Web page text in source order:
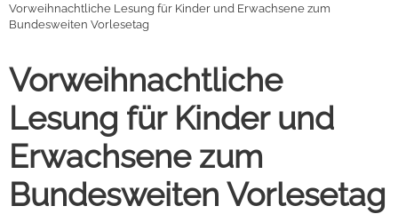
Vorweihnachtliche Lesung für Kinder und Erwachsene zum
Bundesweiten Vorlesetag
Vorweihnachtliche
Lesung für Kinder und
Erwachsene zum
Bundesweiten Vorlesetag